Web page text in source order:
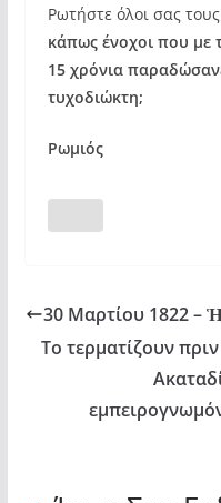
Ρωτήστε όλοι σας
κάπως ένοχοι που με
15 χρόνια
τυχοδιώκτη;
Ρωμιός
30 Μαρτίου 1822 –
Το τερματίζουν